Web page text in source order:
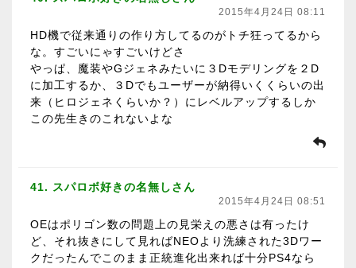
2015年4月24日 08:11
HD機で従来通りの作り方してるのがトチ狂ってるから
な。すごいにゃすごいけどさ
やっぱ、魔装やGジェネみたいに３Dモデリングを２D
に加工するか、３Dでもユーザーが納得いくくらいの出
来（ヒロジェネくらいか？）にレベルアップするしか
この先生きのこれないよな
41. スパロボ好きの名無しさん
2015年4月24日 08:51
OEはポリゴン数の問題上の見栄えの悪さは有ったけ
ど、それ抜きにして見ればNEOより洗練された3Dワー
クだったんでこのまま正統進化出来れば十分PS4なら